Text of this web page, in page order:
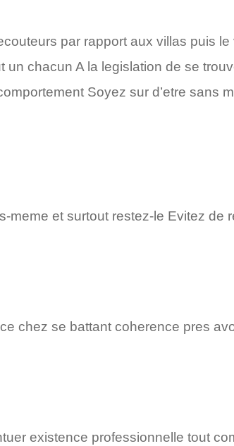
par rapport aux villas puis
un chacun A la legislation de se
Soyez sur d’etre sans
meme et surtout restez-le Evitez
chez se battant coherence pres
existence professionnelle tout